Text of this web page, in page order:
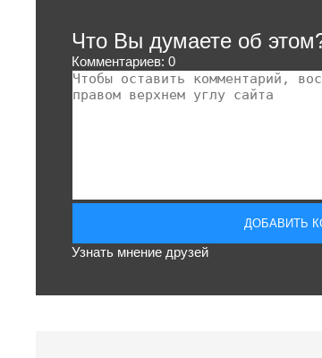
Что Вы думаете об
Комментариев: 0
Узнать мнение друзей